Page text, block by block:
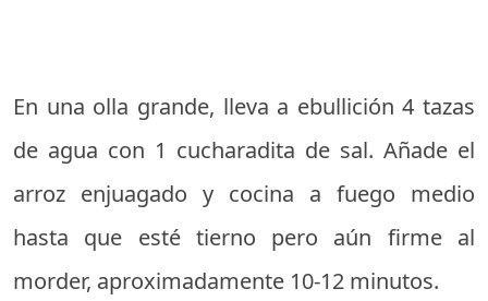
En una olla grande, lleva a ebullición 4 tazas
de agua con 1 cucharadita de sal. Añade el
arroz enjuagado y cocina a fuego medio
hasta que esté tierno pero aún firme al
morder, aproximadamente 10-12 minutos.